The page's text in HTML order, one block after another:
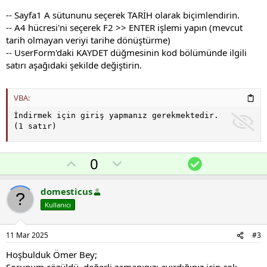
-- Sayfa1 A sütununu seçerek TARİH olarak biçimlendirin.
-- A4 hücresi'ni seçerek F2 >> ENTER işlemi yapın (mevcut
tarih olmayan veriyi tarihe dönüştürme)
-- UserForm'daki KAYDET düğmesinin kod bölümünde ilgili
satırı aşağıdaki şekilde değiştirin.
VBA:
İndirmek için giriş yapmanız gerekmektedir.
(1 satır)
O
y
l
0
l
s
z
o
Ç
ö
m
domesticus
Kullanıcı
11 Mar 2025 #3
Hoşbulduk Ömer Bey;